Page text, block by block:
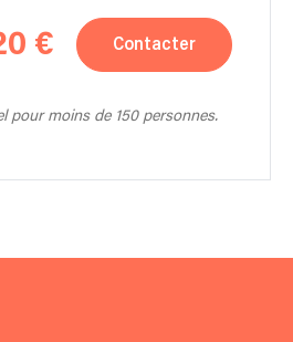
€ Contacter
pour moins de 150 personnes.